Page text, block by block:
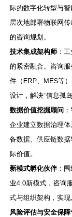
际的数字化转型与
层次地部署物联网
的咨询规划。
技术集成架构师 ：
的紧密融合。咨询
件（ERP、MES等
设计，解决“信息孤岛
数据价值挖掘顾问
企业建立数据治理
备数据、供应链数
际价值。
新模式孵化伙伴：围
业4.0新模式，咨询
式与组织架构，实现
风险评估与安全保